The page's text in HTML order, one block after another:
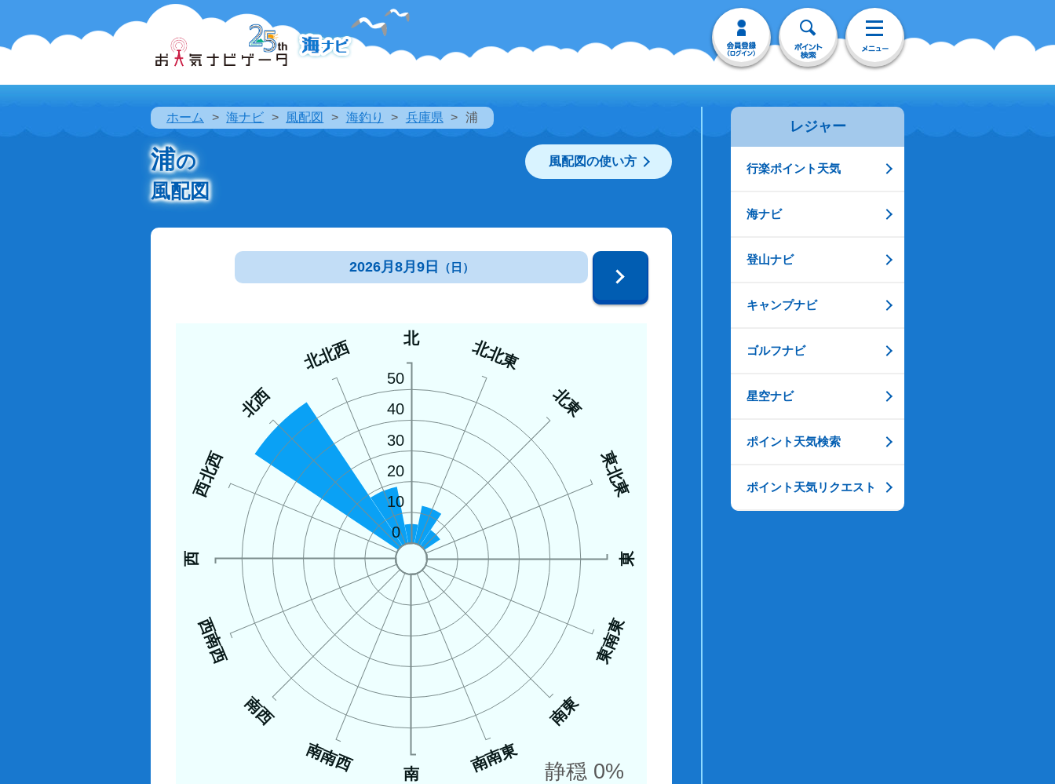
ホーム 海ナビ 風配図 海釣り 兵庫県 浦
浦の
風配図
風配図の使い方
2026月8月9日 （日）
北 北北東
北東
東北東
東
東南東
南東
南南東
南
南南西
南西
西南西
西
西北西
北西
北北西
0
10
20
30
40
50
静穏 0%
レジャー
行楽ポイント天気
海ナビ
登山ナビ
キャンプナビ
ゴルフナビ
星空ナビ
ポイント天気検索
ポイント天気リクエスト